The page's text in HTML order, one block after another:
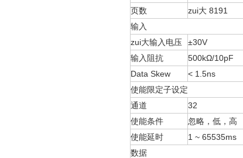
页数
zui大 8191
输入
zui大输入电压
±30V
输入阻抗
500kΩ/10pF
Data Skew
< 1.5ns
使能限定子设定
通道
32
使能条件
忽略，低，高
使能延时
1 ~ 65535ms
数据